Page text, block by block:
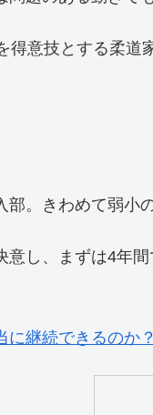
意技とする柔道
。きわめて弱小
し、まずは4年
に継続できるのか？